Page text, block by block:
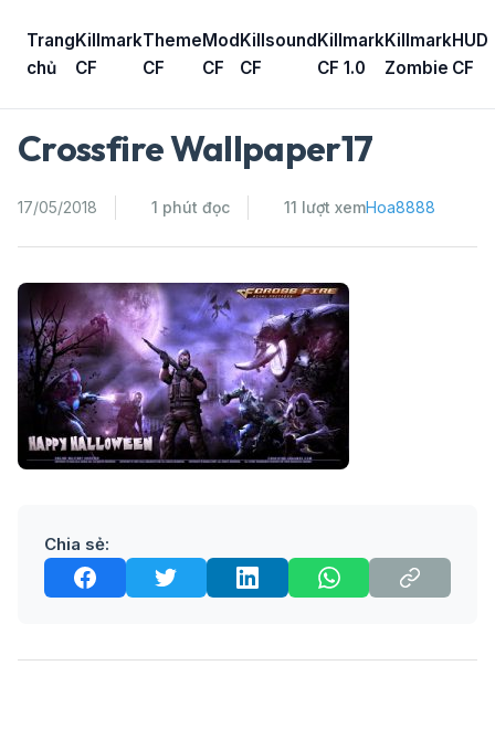
content
Trang
chủ
Killmark
CF
Theme
CF
Mod
CF
Killsound
CF
Killmark
CF 1.0
Killmark
Zombie
HUD
CF
Crossfire Wallpaper17
17/05/2018 1 phút đọc 11 lượt xemHoa8888
Chia sẻ: